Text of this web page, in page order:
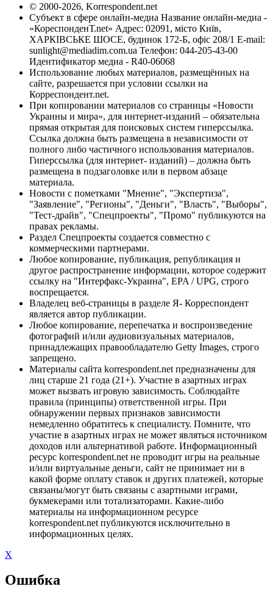
© 2000-2026, Korrespondent.net
Субъект в сфере онлайн-медиа Название онлайн-медиа -
«КореспонденТ.net» Адрес: 02091, місто Київ,
ХАРКІВСЬКЕ ШОСЕ, будинок 172-Б, офіс 208/1 E-mail:
sunlight@mediadim.com.ua Телефон: 044-205-43-00
Идентификатор медиа - R40-06068
Использование любых материалов, размещённых на
сайте, разрешается при условии ссылки на
Корреспондент.net.
При копировании материалов со страницы «Новости
Украины и мира», для интернет-изданий – обязательна
прямая открытая для поисковых систем гиперссылка.
Ссылка должна быть размещена в независимости от
полного либо частичного использования материалов.
Гиперссылка (для интернет- изданий) – должна быть
размещена в подзаголовке или в первом абзаце
материала.
Новости с пометками "Мнение", "Экспертиза",
"Заявление", "Регионы", "Деньги", "Власть", "Выборы",
"Тест-драйв", "Спецпроекты", "Промо" публикуются на
правах рекламы.
Раздел Спецпроекты создается совместно с
коммерческими партнерами.
Любое копирование, публикация, републикация и
другое распространение информации, которое содержит
ссылку на "Интерфакс-Украина", EPA / UPG, строго
воспрещается.
Владелец веб-страницы в разделе Я- Корреспондент
является автор публикации.
Любое копирование, перепечатка и воспроизведение
фотографий и/или аудиовизуальных материалов,
принадлежащих правообладателю Getty Images, строго
запрещено.
Материалы сайта korrespondent.net предназначены для
лиц старше 21 года (21+). Участие в азартных играх
может вызвать игровую зависимость. Соблюдайте
правила (принципы) ответственной игры. При
обнаружении первых признаков зависимости
немедленно обратитесь к специалисту. Помните, что
участие в азартных играх не может являться источником
доходов или альтернативой работе. Информационный
ресурс korrespondent.net не проводит игры на реальные
и/или виртуальные деньги, сайт не принимает ни в
какой форме оплату ставок и других платежей, которые
связаны/могут быть связаны с азартными играми,
букмекерами или тотализаторами. Какие-либо
материалы на информационном ресурсе
korrespondent.net публикуются исключительно в
информационных целях.
X
Ошибка